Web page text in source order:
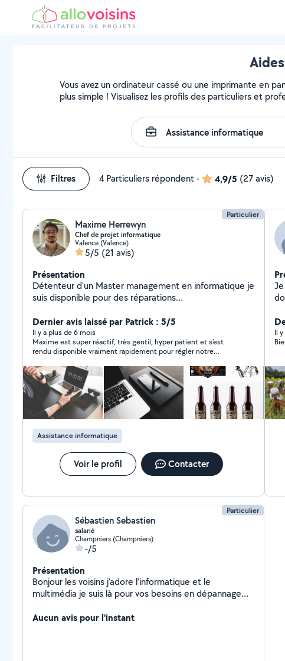
Vous avez un ordinateur cassé ou une imprimante en
plus simple ! Visualisez les profils des particuliers et
Filtres 4 Particuliers répondent- 4,9/5 (27 avis)
Particulier
Maxime Herrewyn
Chef de projet informatique
Valence (Valence)
5/5 (21 avis)
Présentation
Détenteur d'un Master management en informatique je
suis disponible pour des réparations
des missions en tout genre dans le domaine de
l'informatique. Je suis également disponible pour des
missions en lien avec le graphisme, celle ci étant ma
passion à côté de l'informatique et de la cybersécurité.
Dernier avis laissé par Patrick : 5/5
Il y a plus de 6 mois
Maxime est super réactif, très gentil, hyper patient et s'est
rendu disponible vraiment rapidement pour régler notre
recommande les yeux fermés.
Assistance informatique
Voir le profil Contacter
Il
Particulier
Sébastien Sebastien
salarié
Champniers (Champniers)
-/5
Présentation
Bonjour les voisins j’adore l’informatique et le
multimédia je suis là pour vos besoins en dépannage
n’hésitez pas
Aucun avis pour l'instant